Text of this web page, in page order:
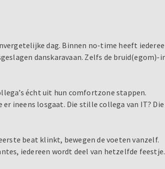
dag. Binnen no-time heeft
danskaravaan. Zelfs de
écht uit hun comfortzone stappen.
er ineens losgaat. Die stille collega van IT?
beat klinkt, bewegen de voeten vanzelf.
iedereen wordt deel van hetzelfde feestje.